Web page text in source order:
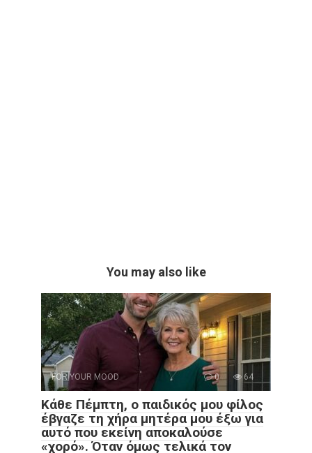
You may also like
FOR YOUR MOOD 0 64
Κάθε Πέμπτη, ο παιδικός μου φίλος
έβγαζε τη χήρα μητέρα μου έξω για
αυτό που εκείνη αποκαλούσε
«χορό». Όταν όμως τελικά τον